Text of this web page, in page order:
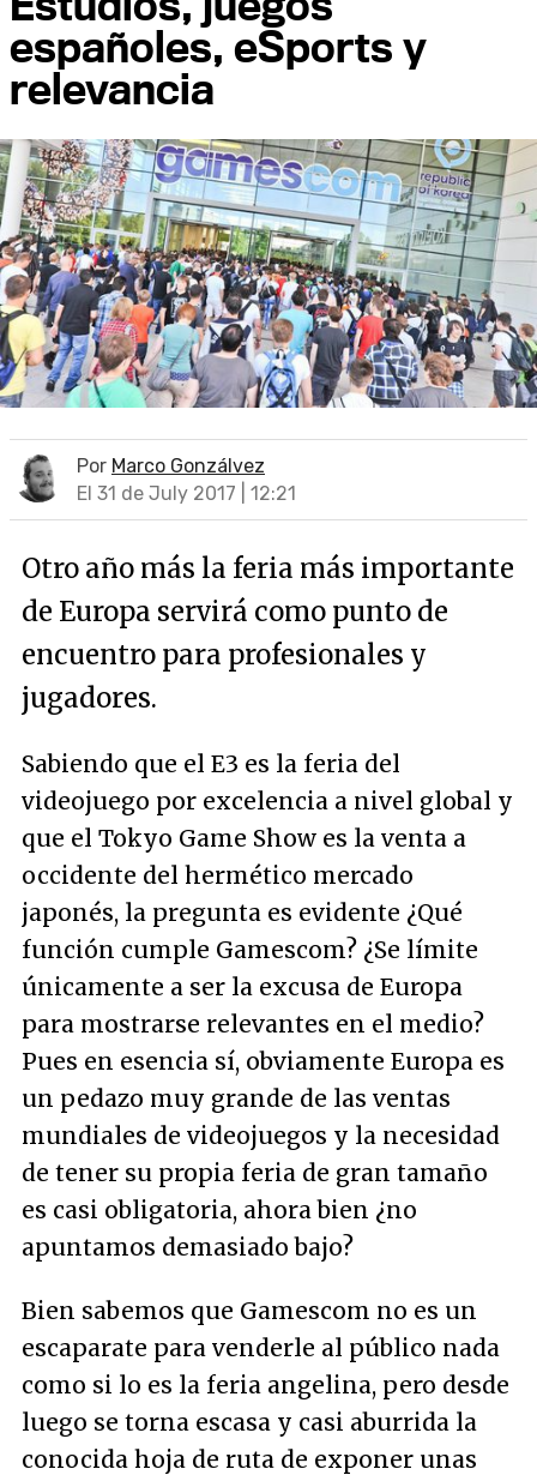
españoles, eSports y
relevancia
Por Marco Gonzálvez
El 31 de July 2017 | 12:21
Otro año más la feria más importante
de Europa servirá como punto de
encuentro para profesionales y
jugadores.
Sabiendo que el E3 es la feria del
videojuego por excelencia a nivel global y
que el Tokyo Game Show es la venta a
occidente del hermético mercado
japonés, la pregunta es evidente ¿Qué
función cumple Gamescom? ¿Se límite
únicamente a ser la excusa de Europa
para mostrarse relevantes en el medio?
Pues en esencia sí, obviamente Europa es
un pedazo muy grande de las ventas
mundiales de videojuegos y la necesidad
de tener su propia feria de gran tamaño
es casi obligatoria, ahora bien ¿no
apuntamos demasiado bajo?
Bien sabemos que Gamescom no es un
escaparate para venderle al público nada
como si lo es la feria angelina, pero desde
luego se torna escasa y casi aburrida la
conocida hoja de ruta de exponer unas